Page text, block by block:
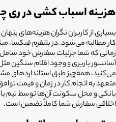
هزینه اسباب کشی در ری
بسیاری از کاربران نگران هزینه‌های
کار مطالبه می‌شود. در پلتفرم فیکسا،
زمانی که شما جزئیات سفارش خود
آسانسور باربری و وجود اقلام سنگین
می‌کنید، همه‌چیز طبق
متعهد به انجام کار در زمان و قیمت
بانکی و محل سکونت آن‌ها توسط تیم
اخلاقی سفارش شما کاملاً تضمین است.